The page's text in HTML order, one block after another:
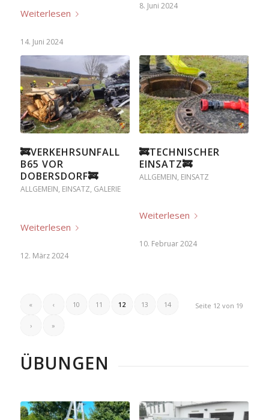
Weiterlesen
14. Juni 2024
8. Juni 2024
🚒VERKEHRSUNFALL
B65 VOR
DOBERSDORF🚒
ALLGEMEIN, EINSATZ, GALERIE
Weiterlesen
12. März 2024
🚒TECHNISCHER
EINSATZ🚒
ALLGEMEIN, EINSATZ
Weiterlesen
10. Februar 2024
Seite 12 von 19
« ‹ 10 11 12 13 14
› »
ÜBUNGEN